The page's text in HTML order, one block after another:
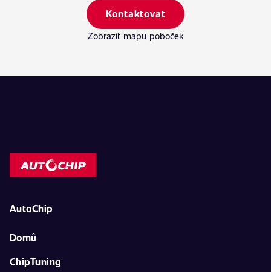
Kontaktovat
Zobrazit mapu poboček
AutoChip
Domů
ChipTuning